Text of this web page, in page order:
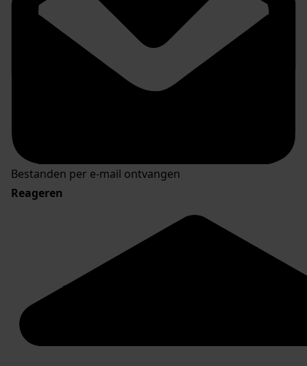
Bestanden per e-mail ontvangen
Reageren